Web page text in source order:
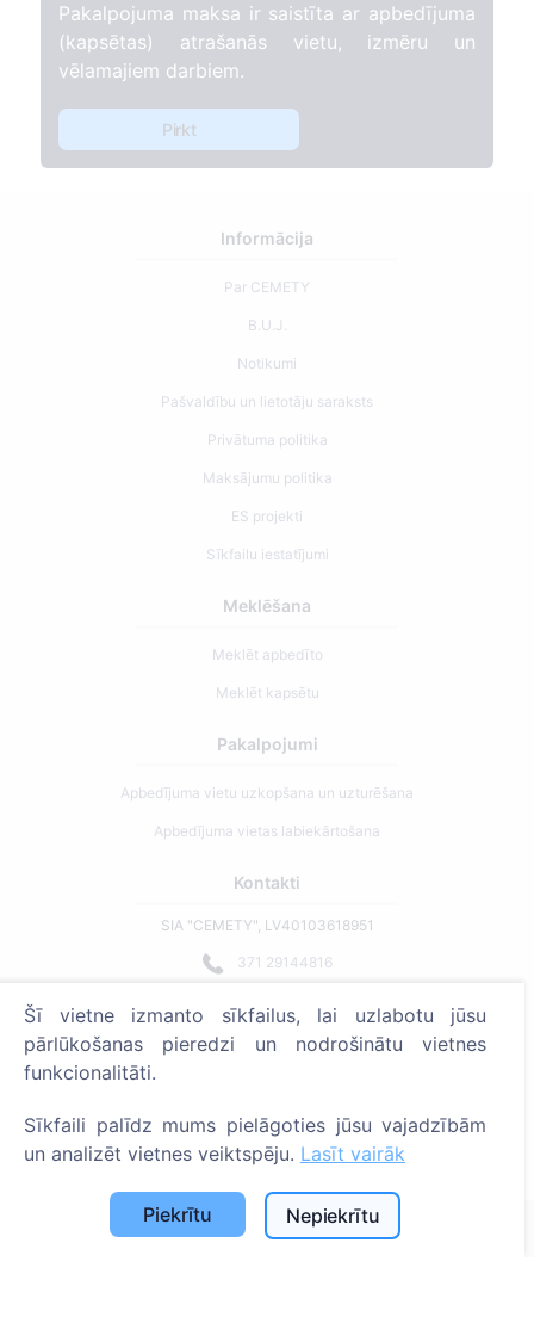
Pakalpojuma maksa ir saistīta ar apbedījuma
(kapsētas) atrašanās vietu, izmēru un
vēlamajiem darbiem.
Pirkt
Informācija
Par CEMETY
B.U.J.
Notikumi
Pašvaldību un lietotāju saraksts
Privātuma politika
Maksājumu politika
ES projekti
Sīkfailu iestatījumi
Meklēšana
Meklēt apbedīto
Meklēt kapsētu
Pakalpojumi
Apbedījuma vietu uzkopšana un uzturēšana
Apbedījuma vietas labiekārtošana
Kontakti
SIA "CEMETY", LV40103618951
371 29144816
Strādājam visā Latvijā!
Administratoriem
© 2013 - 2026 Cemety Visas tiesības aizsargātas
Privātuma politika un noteikumi.
Šī vietne izmanto sīkfailus, lai uzlabotu jūsu
pārlūkošanas pieredzi un nodrošinātu vietnes
funkcionalitāti.
Sīkfaili palīdz mums pielāgoties jūsu vajadzībām
un analizēt vietnes veiktspēju. Lasīt vairāk
Piekrītu Nepiekrītu